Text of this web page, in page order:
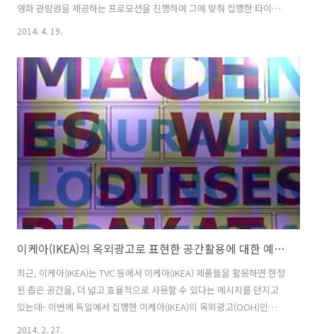
영화 관람권을 제공하는 프로모션을 진행하며 그에 맞춰 집행한 타이인
(Tie-In) TV광고로써, 영화의 주인공들인 '엔터프라이즈호'는 아니고..
배경의 상황을 보여주고 있다. 넓은 바다에서도 종종 선박 충돌사고가 나
는 것처럼, 우주에서도 우주선들끼리 접촉사고가 일어난다는 상황으로
그려졌는데, 그리하여, 광고의 타이틀도 '우주 접촉사고(Space Fender
Bender)'로 정한듯 하다. 이미 미국사람들이라면, 이슈어런스
(Esurance)가 자동차보험을 판매하는 곳이라는 것은 ..
2014. 4. 19.
이케아(IKEA)의 옥외광고로 표현한 공간활용에 대한 예시 - RGB 빌보드 광고판(RGB billboard)
최근, 이케아(IKEA)는 TVC 등에서 이케아(IKEA) 제품들을 활용하면 한정
된 좁은 공간을, 더 넓고 효율적으로 사용할 수 있다는 메시지를 던지고
있는데- 이번에 독일에서 집행한 이케아(IKEA)의 옥외광고(OOH)인
RGB 빌보드 광고판(RGB billboard)은, 이런 메시지를 광고판의 면적을
2014. 2. 27.